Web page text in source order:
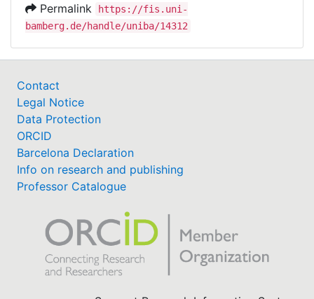
Permalink
https://fis.uni-
bamberg.de/handle/uniba/14312
Contact
Legal Notice
Data Protection
ORCID
Barcelona Declaration
Info on research and publishing
Professor Catalogue